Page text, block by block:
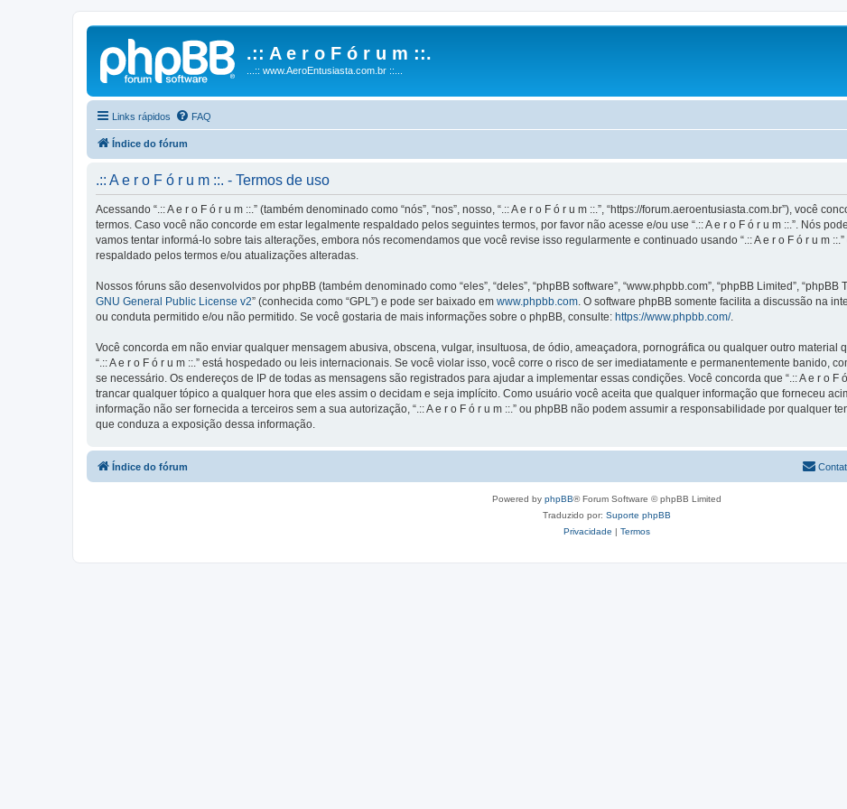
.:: A e r o F ó r u m ::.
...:: www.AeroEntusiasta.com.br ::...
Links rápidos FAQ
Índice do fórum
.:: A e r o F ó r u m ::. - Termos de uso
Acessando “.:: A e r o F ó r u m ::.” (também denominado como “nós”, “nos”, nosso, “.:: A e r o F ó r u m ::.”, “https://forum.aeroentusiasta.com.br”), você
termos. Caso você não concorde em estar legalmente respaldado pelos seguintes termos, por favor não acesse e/ou use “.:: A e r o F ó r u m ::.”. Nós
vamos tentar informá-lo sobre tais alterações, embora nós recomendamos que você revise isso regularmente e continuado usando “.:: A e r o F ó r u m
respaldado pelos termos e/ou atualizações alteradas.
Nossos fóruns são desenvolvidos por phpBB (também denominado como “eles”, “deles”, “phpBB software”, “www.phpbb.com”, “phpBB Limited”,
GNU General Public License v2” (conhecida como “GPL”) e pode ser baixado em www.phpbb.com . O software phpBB somente facilita a discussão na
ou conduta permitido e/ou não permitido. Se você gostaria de mais informações sobre o phpBB, consulte: https://www.phpbb.com/.
Você concorda em não enviar qualquer mensagem abusiva, obscena, vulgar, insultuosa, de ódio, ameaçadora, pornográfica ou qualquer outro material
“.:: A e r o F ó r u m ::.” está hospedado ou leis internacionais. Se você violar isso, você corre o risco de ser imediatamente e permanentemente banido,
se necessário. Os endereços de IP de todas as mensagens são registrados para ajudar a implementar essas condições. Você concorda que “.:: A e r o F
trancar qualquer tópico a qualquer hora que eles assim o decidam e seja implícito. Como usuário você aceita que qualquer informação que forneceu
informação não ser fornecida a terceiros sem a sua autorização, “.:: A e r o F ó r u m ::.” ou phpBB não podem assumir a responsabilidade por qualquer
que conduza a exposição dessa informação.
Índice do fórum
Powered by phpBB® Forum Software © phpBB Limited
Traduzido por: Suporte phpBB
Privacidade | Termos